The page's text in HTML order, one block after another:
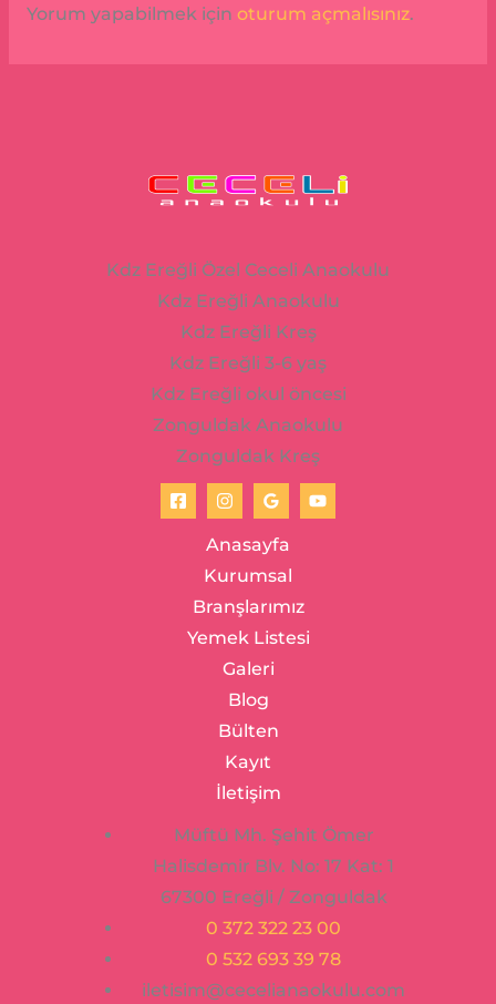
Yorum yapabilmek için oturum açmalısınız.
Kdz Ereğli Özel Ceceli Anaokulu
Kdz Ereğli Anaokulu
Kdz Ereğli Kreş
Kdz Ereğli 3-6 yaş
Kdz Ereğli okul öncesi
Zonguldak Anaokulu
Zonguldak Kreş
Anasayfa
Kurumsal
Branşlarımız
Yemek Listesi
Galeri
Blog
Bülten
Kayıt
İletişim
Müftü Mh. Şehit Ömer
Halisdemir Blv. No: 17 Kat: 1
67300 Ereğli / Zonguldak
0 372 322 23 00
0 532 693 39 78
iletisim@cecelianaokulu.com